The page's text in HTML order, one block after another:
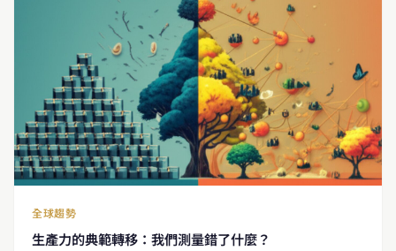
全球趨勢
生產力的典範轉移：我們測量錯了什麼？